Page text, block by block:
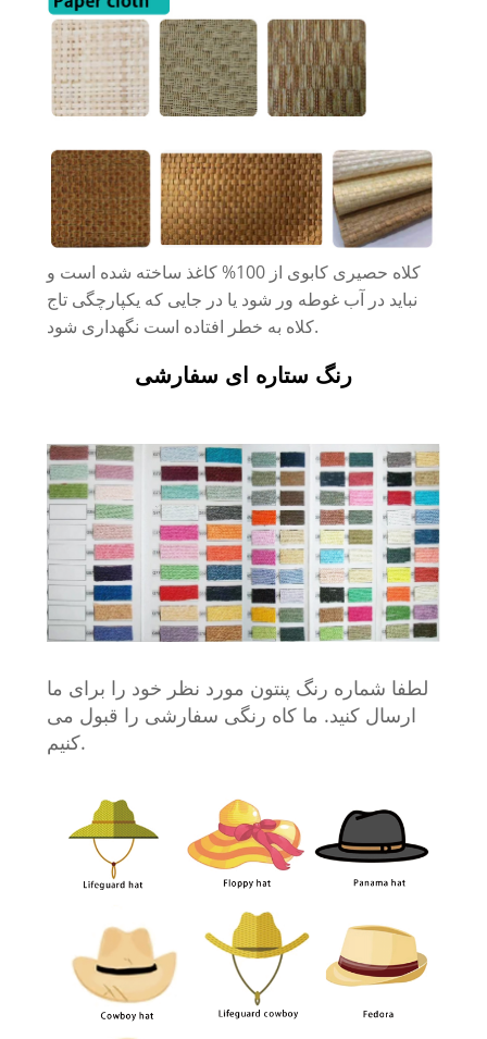
کلاه حصیری کابوی از 100% کاغذ ساخته شده است و
نباید در آب غوطه ور شود یا در جایی که یکپارچگی تاج
کلاه به خطر افتاده است نگهداری شود.
رنگ ستاره ای سفارشی
لطفا شماره رنگ پنتون مورد نظر خود را برای ما
ارسال کنید. ما کاه رنگی سفارشی را قبول می
کنیم.